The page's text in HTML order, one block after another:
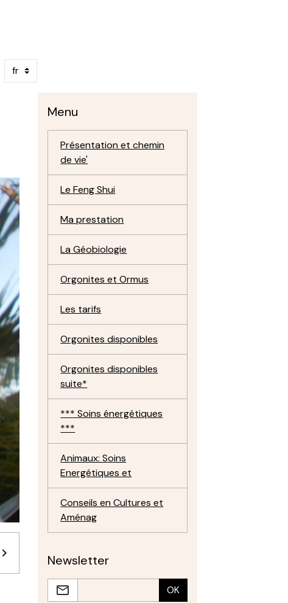
Menu
Présentation et chemin
de vie'
Le Feng Shui
Ma prestation
La Géobiologie
Orgonites et Ormus
Les tarifs
Orgonites disponibles
Orgonites disponibles
suite*
*** Soins énergétiques
***
Animaux: Soins
Energétiques et
Conseils en Cultures et
Aménag
Newsletter
OK